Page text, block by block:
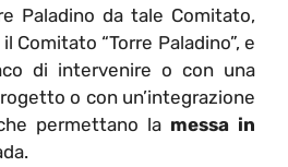
Paladino da tale Comitato,
“Torre Paladino”, e
di intervenire o con una
o con un’integrazione
permettano la messa in